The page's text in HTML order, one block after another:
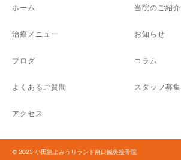
ホーム 当院のご紹介
治療メニュー お知らせ
ブログ コラム
よくあるご質問 スタッフ募集
アクセス
© 2023 小田急よみうりランド南口鍼灸接骨院